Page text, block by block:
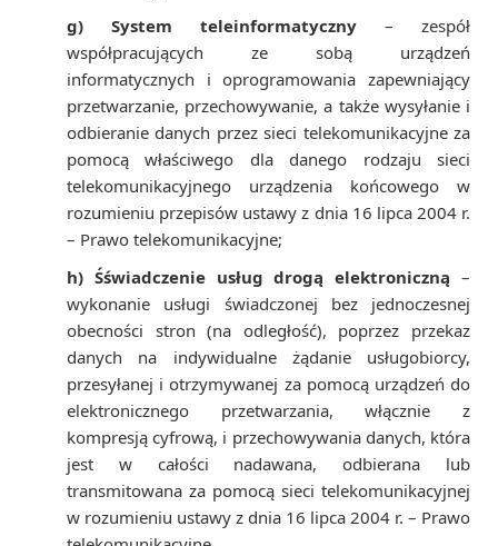
g) System teleinformatyczny – zespół
współpracujących ze sobą urządzeń
informatycznych i oprogramowania zapewniający
przetwarzanie, przechowywanie, a także wysyłanie i
odbieranie danych przez sieci telekomunikacyjne za
pomocą właściwego dla danego rodzaju sieci
telekomunikacyjnego urządzenia końcowego w
rozumieniu przepisów ustawy z dnia 16 lipca 2004 r.
– Prawo telekomunikacyjne;
h) Śświadczenie usług drogą elektroniczną –
wykonanie usługi świadczonej bez jednoczesnej
obecności stron (na odległość), poprzez przekaz
danych na indywidualne żądanie usługobiorcy,
przesyłanej i otrzymywanej za pomocą urządzeń do
elektronicznego przetwarzania, włącznie z
kompresją cyfrową, i przechowywania danych, która
jest w całości nadawana, odbierana lub
transmitowana za pomocą sieci telekomunikacyjnej
w rozumieniu ustawy z dnia 16 lipca 2004 r. – Prawo